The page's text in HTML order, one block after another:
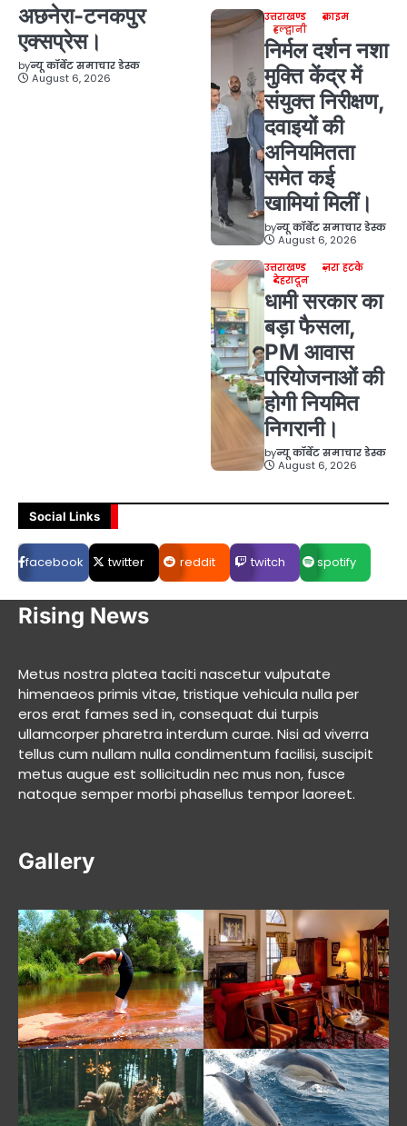
अछनेरा-टनकपुर
एक्सप्रेस।
byन्यू कॉर्बेट समाचार डेस्क
August 6, 2026
उत्तराखण्ड
क्राइम
हल्द्वानी
निर्मल दर्शन नशा
मुक्ति केंद्र में
संयुक्त निरीक्षण,
दवाइयों की
अनियमितता
समेत कई
खामियां मिलीं।
byन्यू कॉर्बेट समाचार डेस्क
August 6, 2026
उत्तराखण्ड
ज़रा हटके
देहरादून
धामी सरकार का
बड़ा फैसला,
PM आवास
परियोजनाओं की
होगी नियमित
निगरानी।
byन्यू कॉर्बेट समाचार डेस्क
August 6, 2026
Social Links
facebook twitter reddit twitch spotify
Rising News
Metus nostra platea taciti nascetur vulputate
himenaeos primis vitae, tristique vehicula nulla per
eros erat fames sed in, consequat dui turpis
ullamcorper pharetra interdum curae. Nisi ad viverra
tellus cum nullam nulla condimentum facilisi, suscipit
metus augue est sollicitudin nec mus non, fusce
natoque semper morbi phasellus tempor laoreet.
Gallery